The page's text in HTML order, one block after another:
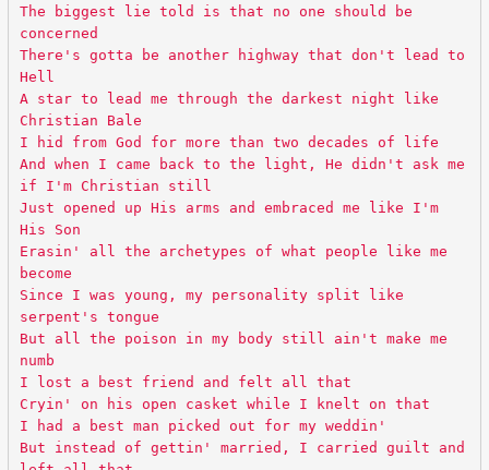
The biggest lie told is that no one should be
concerned
There's gotta be another highway that don't lead to
Hell
A star to lead me through the darkest night like
Christian Bale
I hid from God for more than two decades of life
And when I came back to the light, He didn't ask me
if I'm Christian still
Just opened up His arms and embraced me like I'm
His Son
Erasin' all the archetypes of what people like me
become
Since I was young, my personality split like
serpent's tongue
But all the poison in my body still ain't make me
numb
I lost a best friend and felt all that
Cryin' on his open casket while I knelt on that
I had a best man picked out for my weddin'
But instead of gettin' married, I carried guilt and